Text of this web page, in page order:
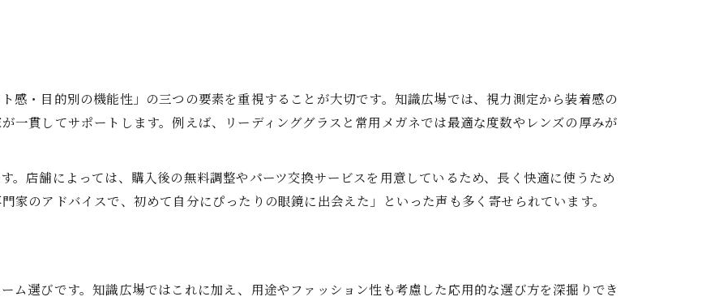
知識広場で学ぶ眼鏡のケアと修理ポイント
安心の眼鏡ライフを支える知識と工夫
長く使える眼鏡の手入れ法を知識広場で
最新フレームのトレンドを徹底解説
知識広場でチェックしたい人気眼鏡フレーム
感・目的別の機能性」の三つの要素を重視することが大切です。知識広場では、視力測定から装着感の
一貫してサポートします。例えば、リーディンググラスと常用メガネでは最適な度数やレンズの厚みが
。店舗によっては、購入後の無料調整やパーツ交換サービスを用意しているため、長く快適に使うため
家のアドバイスで、初めて自分にぴったりの眼鏡に出会えた」といった声も多く寄せられています。
ム選びです。知識広場ではこれに加え、用途やファッション性も考慮した応用的な選び方を深掘りでき